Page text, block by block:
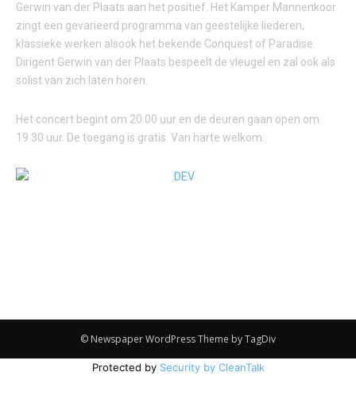
Gerwin van der Plaats aan het positief. Het Kamper Mannenkoor
zingt een gevarieerd programma van geestelijke liederen,
klassieke werken alsook het bekende Conquest of Paradise.
Dirigent Gerwin van der Plaats bespeelt de vleugel en zal ook als
solist van zich laten horen.
Het concert begint om 20.00 uur en de deuren gaan open om
19.30 uur. De toegang is gratis. Van harte welkom.
© Newspaper WordPress Theme by TagDiv
Protected by Security by CleanTalk